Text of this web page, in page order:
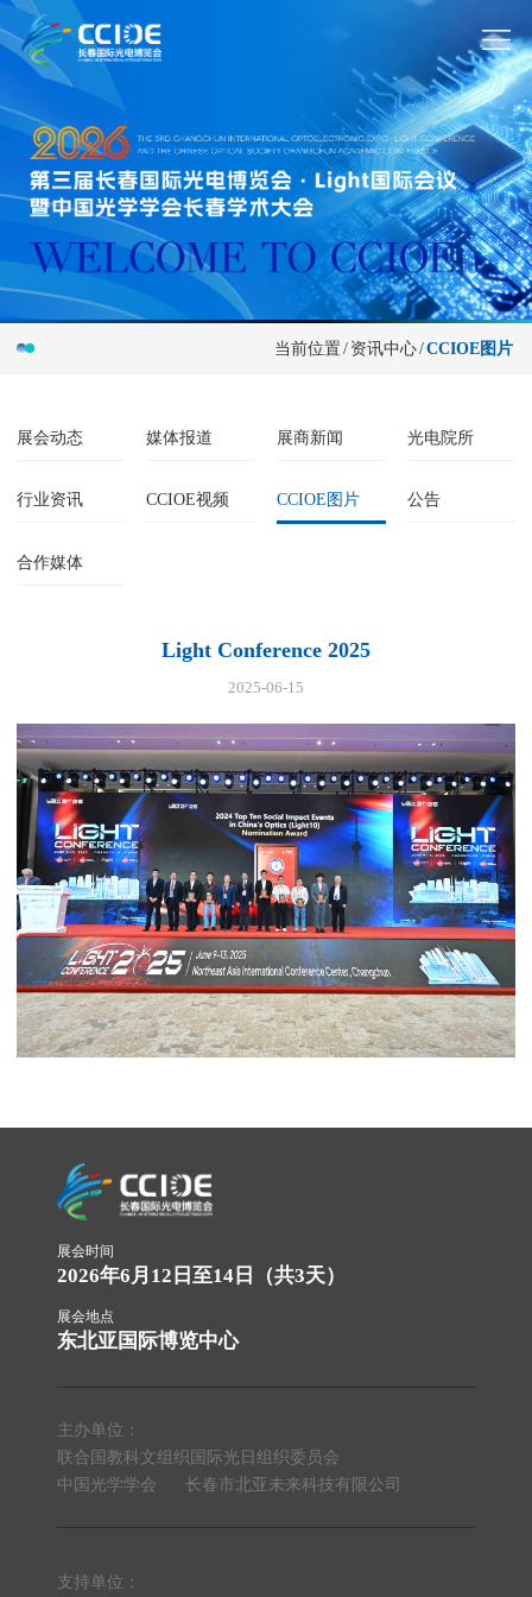
当前位置/资讯中心/CCIOE图片
展会动态 媒体报道 展商新闻 光电院所
行业资讯 CCIOE视频 CCIOE图片 公告
合作媒体
Light Conference 2025
2025-06-15
展会时间
2026年6月12日至14日（共3天）
展会地点
东北亚国际博览中心
主办单位：
联合国教科文组织国际光日组织委员会
中国光学学会
长春市北亚未来科技有限公司
支持单位：